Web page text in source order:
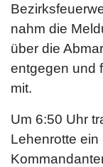
nahm die
über die
entgegen und
mit.
Um 6:50 Uhr
Lehenrotte